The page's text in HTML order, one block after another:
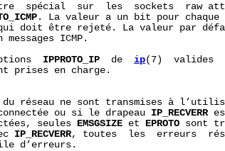
spécial  sur  les  sockets  raw
. La valeur a un bit pour
doit être rejeté. La valeur par
messages ICMP.
IPPROTO_IP
  de
ip(7)  valides
prises en charge.
réseau ne sont transmises à
ou si le drapeau
IP_RECVERR
seules
EMSGSIZE et EPROTO sont
IP_RECVERR, toutes  les  erreurs
d’erreurs.